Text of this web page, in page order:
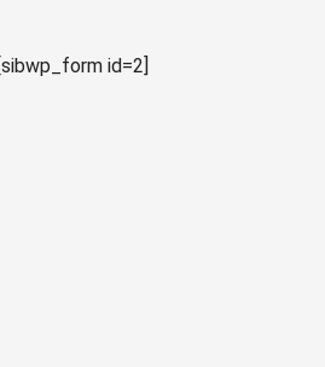
[sibwp_form id=2]